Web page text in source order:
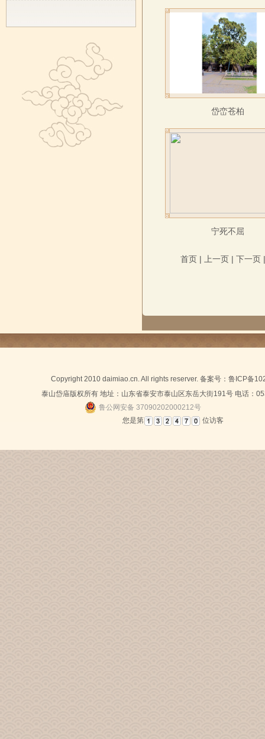
岱峦苍柏​
宁死不屈​
首页 | 上一页 |下一页
Copyright 2010 daimiao.cn. All rights reserver. 备案号：鲁ICP备
泰山岱庙版权所有 地址：山东省泰安市泰山区东岳大街191号 电话：
鲁公网安备 37090202000212号
您是第
位访客